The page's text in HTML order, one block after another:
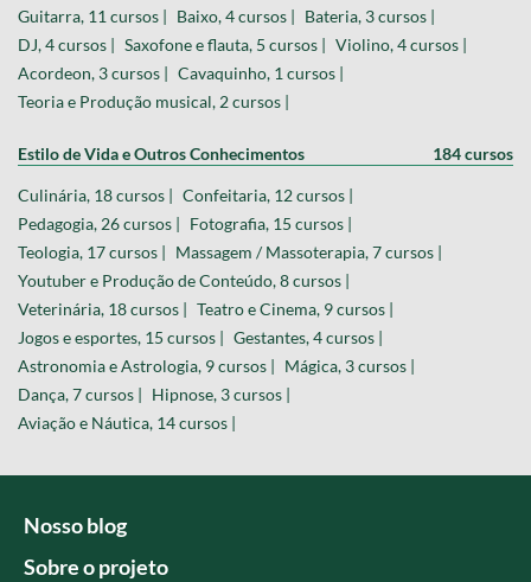
Guitarra, 11 cursos | Baixo, 4 cursos | Bateria, 3 cursos |
DJ, 4 cursos | Saxofone e flauta, 5 cursos | Violino, 4 cursos |
Acordeon, 3 cursos | Cavaquinho, 1 cursos |
Teoria e Produção musical, 2 cursos |
Estilo de Vida e Outros Conhecimentos 184 cursos
Culinária, 18 cursos | Confeitaria, 12 cursos |
Pedagogia, 26 cursos | Fotografia, 15 cursos |
Teologia, 17 cursos | Massagem / Massoterapia, 7 cursos |
Youtuber e Produção de Conteúdo, 8 cursos |
Veterinária, 18 cursos | Teatro e Cinema, 9 cursos |
Jogos e esportes, 15 cursos | Gestantes, 4 cursos |
Astronomia e Astrologia, 9 cursos | Mágica, 3 cursos |
Dança, 7 cursos | Hipnose, 3 cursos |
Aviação e Náutica, 14 cursos |
Nosso blog
Sobre o projeto